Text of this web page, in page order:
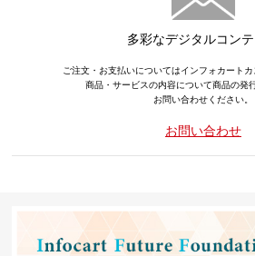
多彩なデジタルコン
ご注文・お支払いについてはインフォカートカ
商品・サービスの内容について商品の発
お問い合わせください。
お問い合わせ